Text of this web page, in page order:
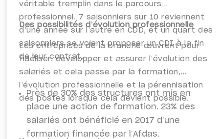
véritable tremplin dans le parcours
professionnel. 7 saisonniers sur 10 reviennent
d’une année sur l’autre en CDD, et un quart des
saisonniers se voient proposer un CDI à la fin
de leur contrat.
Des possibilités d’évolution professionnelle
Les entreprises de la branche œuvrent pour
fidéliser, développer et assurer l’évolution des
salariés et cela passe par la formation,
l’évolution professionnelle et la pérennisation
des postes lorsque cela devient possible.
Près de 30% des structures ont mis en
place une action de formation. 23% des
salariés ont bénéficié en 2017 d’une
formation financée par l’Afdas.